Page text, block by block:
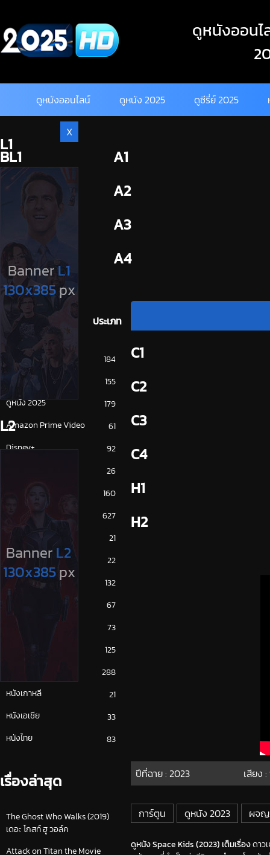
content
ดูหนังออนไ
ดูหนังออนไลน์ ดูหนัง 2025 ดูซีรี่ย์ 2025
BL1
A1
A2
A3
A4
ประเภท
การ์ตูน
184
ดูซีรี่ย์ 2025
155
ดูหนัง 2025
179
Amazon Prime Video
61
Disney+
92
26
160
NETFLIX
627
21
ซีรีย์ญี่ปุ่น
22
ซีรีย์ฝรั่ง
132
67
73
125
288
หนังเกาหลี
21
หนังเอเชีย
33
หนังไทย
83
เรื่องล่าสุด
The Ghost Who Walks (2019)
เดอะ โกสท์ ฮู วอล์ค
Attack on Titan the Movie
C1
C2
C3
C4
H1
H2
ปีที่ฉาย : 2023 เสียง
การ์ตูน ดูหนัง 2023 ผจญ
ดูหนัง Space Kids (2023) เต็มเรื่องดาว
X
L1
L2